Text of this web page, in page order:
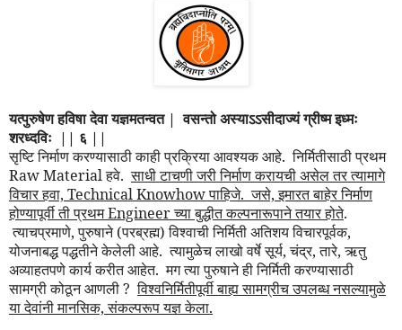
यत्पुरुषेण हविषा देवा यज्ञमतन्वत | वसन्तो अस्याऽऽसीदाज्यं ग्रीष्म इध्मः
शरध्दविः || ६ ||
सृष्टि निर्माण करण्यासाठी काही प्रक्रिया आवश्यक आहे. निर्मितीसाठी प्रथम
Raw Material हवे.साधी टाचणी जरी निर्माण करायची असेल तर त्यामागे
विचार हवा, Technical Knowhow पाहिजे. जसे, इमारत बाहेर निर्माण
होण्यापूर्वी ती प्रथम Engineer च्या बुद्धीत कल्पनारूपाने तयार होते.
त्याचप्रमाणे, पुरुषाने (परब्रह्म) विश्वाची निर्मिती अतिशय विचारपूर्वक,
योजनाबद्ध पद्धतीने केलेली आहे. त्यामुळेच लाखो वर्षे सूर्य, चंद्र, तारे, ऋतु
अव्याहतपणे कार्य करीत आहेत. मग त्या पुरुषाने ही निर्मिती करण्यासाठी
सामग्री कोठून आणली ?विश्वनिर्मितीपूर्वी बाह्य सामग्रीच उपलब्ध नसल्यामुळे
या देवांनी मानसिक, संकल्परूप यज्ञ केला.